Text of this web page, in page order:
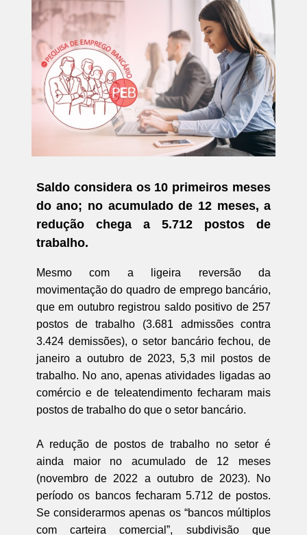
Saldo considera os 10 primeiros meses
do ano; no acumulado de 12 meses, a
redução chega a 5.712 postos de
trabalho.
Mesmo com a ligeira reversão da
movimentação do quadro de emprego bancário,
que em outubro registrou saldo positivo de 257
postos de trabalho (3.681 admissões contra
3.424 demissões), o setor bancário fechou, de
janeiro a outubro de 2023, 5,3 mil postos de
trabalho. No ano, apenas atividades ligadas ao
comércio e de teleatendimento fecharam mais
postos de trabalho do que o setor bancário.
A redução de postos de trabalho no setor é
ainda maior no acumulado de 12 meses
(novembro de 2022 a outubro de 2023). No
período os bancos fecharam 5.712 de postos.
Se considerarmos apenas os “bancos múltiplos
com carteira comercial”, subdivisão que